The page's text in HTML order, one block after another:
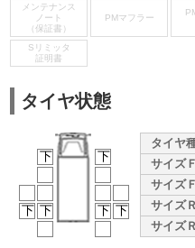
メンテナンス
ノート
（保証書）
PMマフラー
Sリミッタ
証明書
タイヤ状態
下
下 下
下
下 下
タイヤ
サイズ
サイズ
サイズ
サイズ